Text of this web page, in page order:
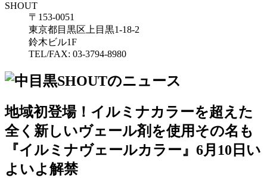
SHOUT
〒153-0051
東京都目黒区上目黒1-18-2
鈴木ビル1F
TEL/FAX: 03-3794-8980
地域初登場！イルミナカラーを超えた
全く新しいヴェール剤を使用その名も
『イルミナヴェールカラー』6月10日い
よいよ解禁